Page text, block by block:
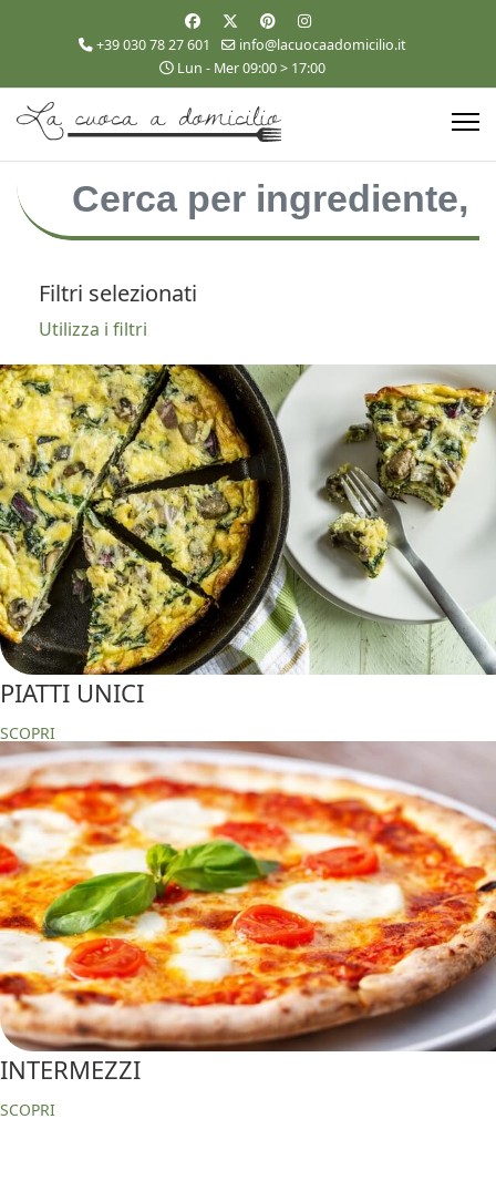
+39 030 78 27 601
info@lacuocaadomicilio.it
Lun - Mer 09:00 > 17:00
Filtri selezionati
Utilizza i filtri
PIATTI UNICI
SCOPRI
INTERMEZZI
SCOPRI